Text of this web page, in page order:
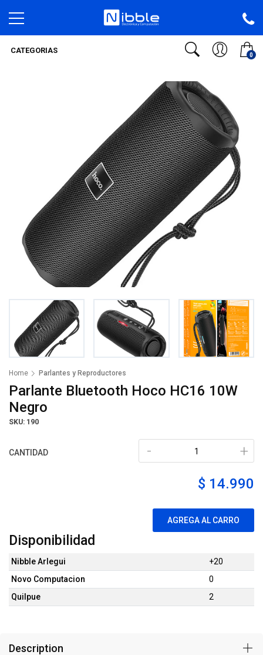
0
CATEGORIAS
Home Parlantes y Reproductores
Parlante Bluetooth Hoco HC16 10W
Negro
SKU: 190
CANTIDAD +
-
$ 14.990
AGREGA AL CARRO
Disponibilidad
Nibble Arlegui
+20
Novo Computacion
0
Quilpue
2
Description